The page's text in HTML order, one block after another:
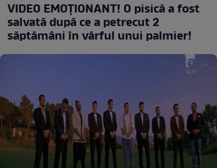
VIDEO EMOŢIONANT! O pisică a fost
salvată după ce a petrecut 2
săptămâni în vârful unui palmier!